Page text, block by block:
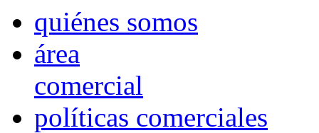
quiénes somos
área
comercial
políticas comerciales